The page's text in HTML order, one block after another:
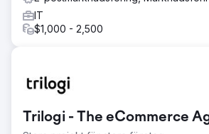
IT
$1,000 - 2,500
Trilogi - The eCommerce